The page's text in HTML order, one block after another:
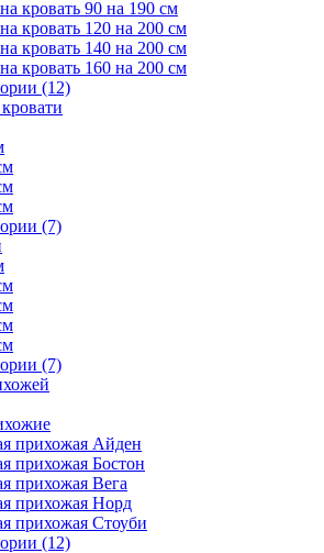
кровать 90 на 190 см
кровать 120 на 200 см
кровать 140 на 200 см
кровать 160 на 200 см
(12)
(7)
(7)
прихожая Айден
прихожая Бостон
прихожая Вега
прихожая Норд
прихожая Стоуби
(12)